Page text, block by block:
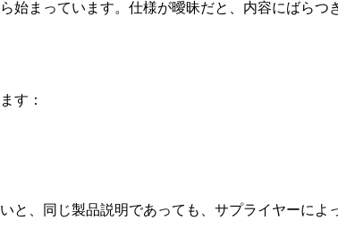
始まっています。仕様が曖昧だと、内容にばらつ
す：
と、同じ製品説明であっても、サプライヤーによ